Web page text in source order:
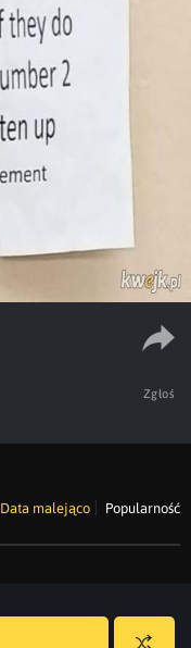
Zgłoś
Data malejąco Popularność